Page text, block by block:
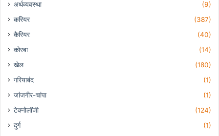
अर्थव्यवस्था
(9)
करियर
(387)
कैरियर
(40)
कोरबा
(14)
खेल
(180)
गरियाबंद
(1)
जांजगीर-चांपा
(1)
टेक्नोलॉजी
(124)
दुर्ग
(1)